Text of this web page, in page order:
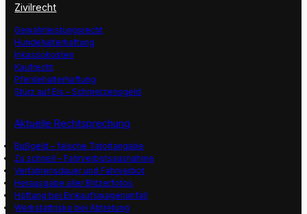
Zivilrecht
Gewährleistungsrecht
Hundehalterhaftung
Inkassokosten
Kaufrecht
Pferdehalterhaftung
Sturz auf Eis – Schmerzensgeld
Aktuelle Rechtsprechung
Bußgeld – falsche Tatortangabe
Zu schnell – Fahrverbotsausnahme
Verfahrensdauer und Fahrverbot
Herausgabe aller Blitzerfotos
Haftung bei Einkaufswagenunfall
Werkstattrisko bei Abtretung